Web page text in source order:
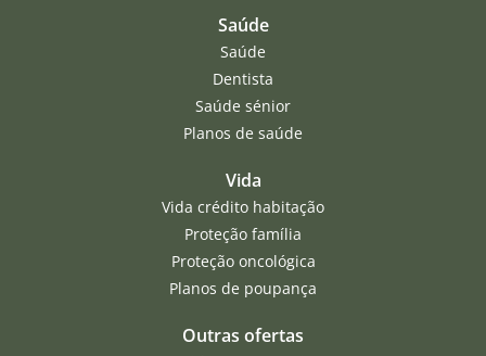
Saúde
Saúde
Dentista
Saúde sénior
Planos de saúde
Vida
Vida crédito habitação
Proteção família
Proteção oncológica
Planos de poupança
Outras ofertas